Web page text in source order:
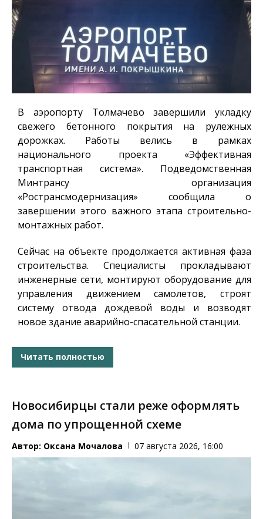
В аэропорту Толмачево завершили укладку
свежего бетонного покрытия на рулежных
дорожках. Работы велись в рамках
национального проекта «Эффективная
транспортная система». Подведомственная
Минтрансу организация
«Ространсмодернизация» сообщила о
завершении этого важного этапа строительно-
монтажных работ.
Сейчас на объекте продолжается активная фаза
строительства. Специалисты прокладывают
инженерные сети, монтируют оборудование для
управления движением самолетов, строят
систему отвода дождевой воды и возводят
новое здание аварийно-спасательной станции.
Читать полностью
Новосибирцы стали реже оформлять
дома по упрощенной схеме
Автор: Оксана Мочалова 07 августа 2026, 16:00